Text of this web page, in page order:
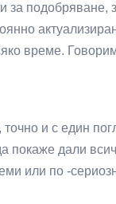
за
време.
и с един
покаже дали
или по -